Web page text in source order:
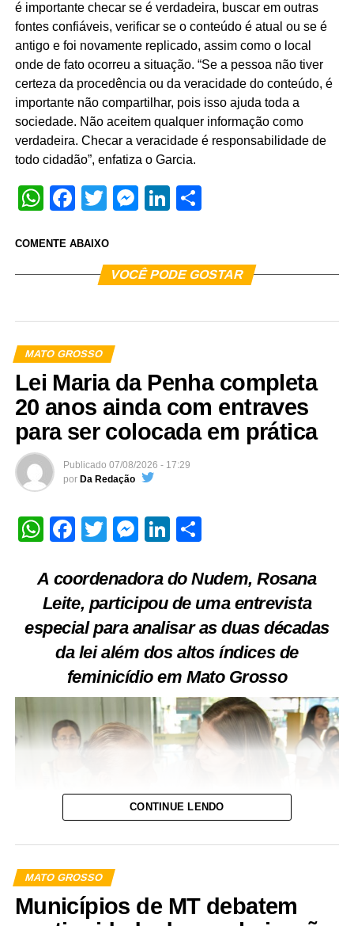
é importante checar se é verdadeira, buscar em outras
fontes confiáveis, verificar se o conteúdo é atual ou se é
antigo e foi novamente replicado, assim como o local
onde de fato ocorreu a situação. “Se a pessoa não tiver
certeza da procedência ou da veracidade do conteúdo, é
importante não compartilhar, pois isso ajuda toda a
sociedade. Não aceitem qualquer informação como
verdadeira. Checar a veracidade é responsabilidade de
todo cidadão”, enfatiza o Garcia.
WhatsApp
Facebook
TwitterMessenger
LinkedIn
COMENTE ABAIXO
VOCÊ PODE GOSTAR
MATO GROSSO
Lei Maria da Penha completa
20 anos ainda com entraves
para ser colocada em prática
Publicado 07/08/2026 - 17:29
por Da Redação
WhatsApp
Facebook
TwitterMessenger
LinkedIn
A coordenadora do Nudem, Rosana
Leite, participou de uma entrevista
especial para analisar as duas décadas
da lei além dos altos índices de
feminicídio em Mato Grosso
CONTINUE LENDO
MATO GROSSO
Municípios de MT debatem